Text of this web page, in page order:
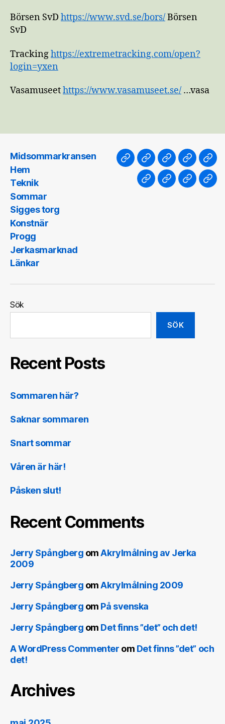
Börsen SvD https://www.svd.se/bors/Börsen
SvD
Trackinghttps://extremetracking.com/open?
login=yxen
Vasamuseethttps://www.vasamuseet.se/ …vasa
Midsommarkransen
Hem
Teknik
Sommar
Sigges torg
Konstnär
Progg
Jerkasmarknad
Länkar
Midsommarkransen
HemTeknikSommar
torg
Konstnär
Progg
Sök
SÖK
Recent Posts
Sommaren här?
Saknar sommaren
Snart sommar
Våren är här!
Påsken slut!
Recent Comments
Jerry Spångberg omAkrylmålning av Jerka
2009
Jerry Spångberg omAkrylmålning 2009
Jerry Spångberg om På svenska
Jerry Spångberg om Det finns ”det” och det!
A WordPress Commenter om Det finns ”det” och
det!
Archives